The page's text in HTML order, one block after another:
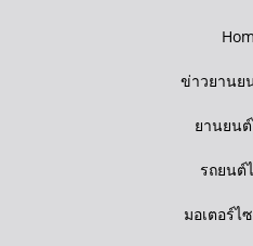
ข่าวยานย
ยานยน
รถยนต์
มอเตอร์ไ